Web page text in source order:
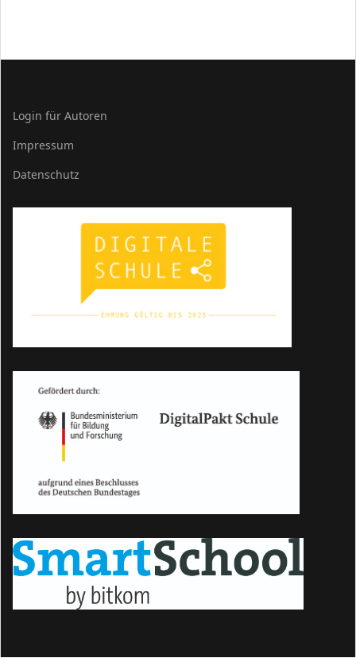
Login für Autoren
Impressum
Datenschutz